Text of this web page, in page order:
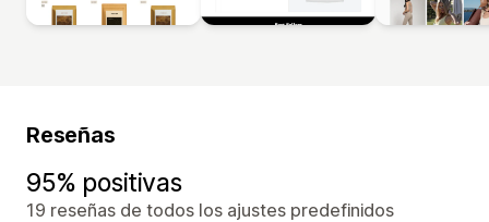
Reseñas
95% positivas
19 reseñas de todos los ajustes predefinidos